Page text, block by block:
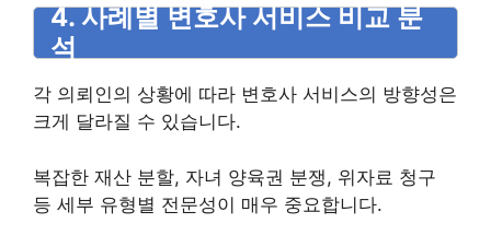
4. 사례별 변호사 서비스 비교 분
석
각 의뢰인의 상황에 따라 변호사 서비스의 방향성은
크게 달라질 수 있습니다.
복잡한 재산 분할, 자녀 양육권 분쟁, 위자료 청구
등 세부 유형별 전문성이 매우 중요합니다.